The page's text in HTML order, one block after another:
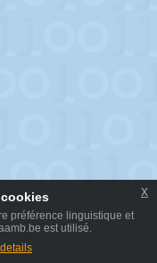
préférence linguistique et
est utilisé.
x